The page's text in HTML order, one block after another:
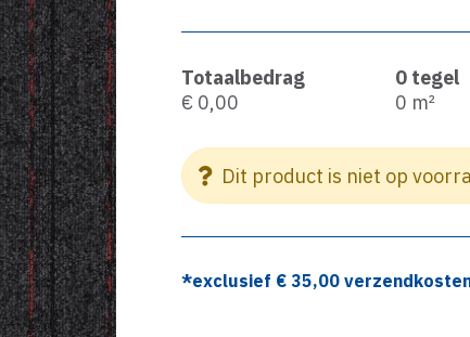
Totaalbedrag
€ 0,00
0 tegel
0 m²
Dit product is niet op
*exclusief €35,00